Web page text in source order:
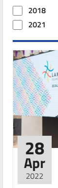
2018
2021
28
Apr
2022